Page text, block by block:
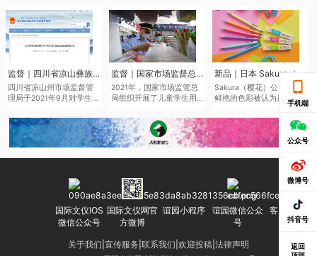
监督｜四川省凉山彝族自治州市场监督管理局于近日发布了2021年第二批产品质量监督抽查结果
四川省凉山州市场监督管
理局于2021年9月对学生文
儿童学生用品开展质量监
督抽查545批次。其中，儿
童学生用品监督抽查307批
监督｜国家市场监督总局通报儿童学生用品产品2021年抽查情况
2021年，国家市场监管总
局组织开展了儿童学生用
查，共抽查了2050家企业
生产的2186批次儿童学生
用品，涉及玩具、童车、
头盔等7种产品。其中，学
生文具抽查不合格率
7.0%，主要涉及浙江省、
广东省等产地的生产企
业。
Sakura（樱花）公司鉴于
鲜艳的色彩被认为是2022
年的色彩趋势，该品牌现
在正在扩大其产品范围，
本次“Sakura Color
Products”新系列包括六种
和三种新的橡皮擦，每种
手机端
公众号
微博号
抖音号
返回
国际文仪IOS
微信公众号
国际文仪网官
方微博
谊园小程序
谊园微信公众
号
客服微信号
关于我们 宣传服务 联系我们 欢迎投稿 法律声明